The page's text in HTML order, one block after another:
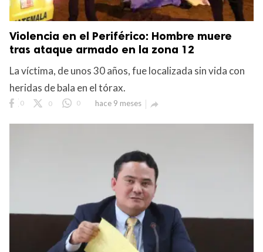
Violencia en el Periférico: Hombre muere
tras ataque armado en la zona 12
La víctima, de unos 30 años, fue localizada sin vida con
heridas de bala en el tórax.
0 0 0 hace 9 meses 